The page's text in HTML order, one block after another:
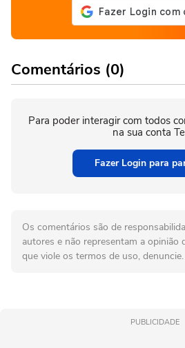
Comentários (0)
Para poder interagir com todos
na sua conta
Fazer Login para
Os comentários são de
autores e não representam a opinião
que viole os termos de uso, denuncie.
PUBLICIDADE